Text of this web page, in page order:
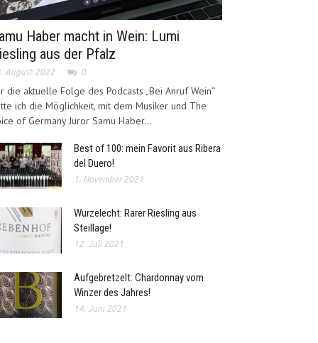
Haber macht in Wein: Lumi
aus der Pfalz
August 2022 0
die aktuelle Folge des Podcasts „Bei Anruf Wein“
ich die Möglichkeit, mit dem Musiker und The
of Germany Juror Samu Haber...
Best of 100: mein Favorit aus Ribera
del Duero!
1. November 2021
Wurzelecht: Rarer Riesling aus
Steillage!
12. Juli 2021
Aufgebretzelt: Chardonnay vom
Winzer des Jahres!
14. Juni 2021